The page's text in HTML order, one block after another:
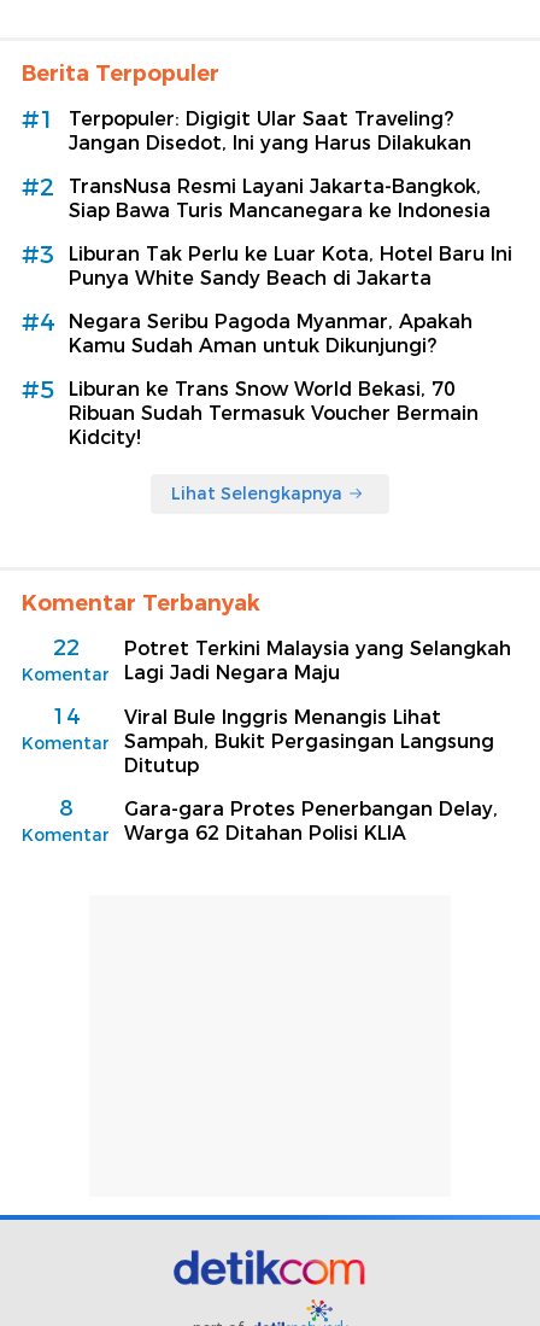
Berita Terpopuler
#1
Terpopuler: Digigit Ular Saat Traveling?
Jangan Disedot, Ini yang Harus Dilakukan
#2
TransNusa Resmi Layani Jakarta-Bangkok,
Siap Bawa Turis Mancanegara ke Indonesia
#3
Liburan Tak Perlu ke Luar Kota, Hotel Baru Ini
Punya White Sandy Beach di Jakarta
#4
Negara Seribu Pagoda Myanmar, Apakah
Kamu Sudah Aman untuk Dikunjungi?
#5
Liburan ke Trans Snow World Bekasi, 70
Ribuan Sudah Termasuk Voucher Bermain
Kidcity!
Lihat Selengkapnya
Komentar Terbanyak
22
Komentar
Potret Terkini Malaysia yang Selangkah
Lagi Jadi Negara Maju
14
Komentar
Viral Bule Inggris Menangis Lihat
Sampah, Bukit Pergasingan Langsung
Ditutup
8
Komentar
Gara-gara Protes Penerbangan Delay,
Warga 62 Ditahan Polisi KLIA